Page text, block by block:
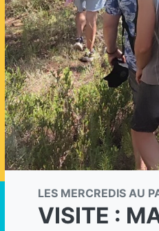
LES MERCREDIS AU
VISITE :